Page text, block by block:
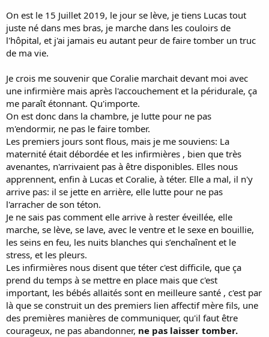
On est le 15 Juillet 2019, le jour se lève, je tiens Lucas tout
juste né dans mes bras, je marche dans les couloirs de
l'hôpital, et j'ai jamais eu autant peur de faire tomber un truc
de ma vie.
Je crois me souvenir que Coralie marchait devant moi avec
une infirmière mais après l'accouchement et la péridurale, ça
me paraît étonnant. Qu'importe.
On est donc dans la chambre, je lutte pour ne pas
m'endormir, ne pas le faire tomber.
Les premiers jours sont flous, mais je me souviens: La
maternité était débordée et les infirmières , bien que très
avenantes, n'arrivaient pas à être disponibles. Elles nous
apprennent, enfin à Lucas et Coralie, à téter. Elle a mal, il n'y
arrive pas: il se jette en arrière, elle lutte pour ne pas
l'arracher de son téton.
Je ne sais pas comment elle arrive à rester éveillée, elle
marche, se lève, se lave, avec le ventre et le sexe en bouillie,
les seins en feu, les nuits blanches qui s’enchaînent et le
stress, et les pleurs.
Les infirmières nous disent que téter c'est difficile, que ça
prend du temps à se mettre en place mais que c'est
important, les bébés allaités sont en meilleure santé , c'est par
là que se construit un des premiers lien affectif mère fils, une
des premières manières de communiquer, qu'il faut être
courageux, ne pas abandonner, ne pas laisser tomber.